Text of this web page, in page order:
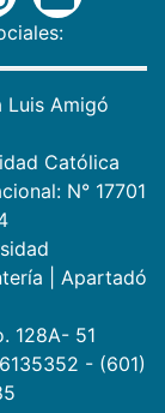
Luis Amigó
Católica
N° 17701
Apartadó
128A- 51
- (601)